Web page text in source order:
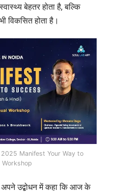
बेहतर होता है, बल्कि
विकसित होता है।
Manifest Your Way to
Workshop
अपने उद्बोधन में कहा कि आज के